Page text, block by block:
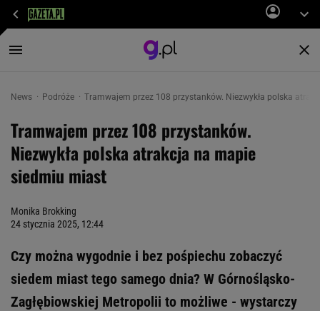
News Podróże Tramwajem przez 108 przystanków. Niezwykła polska
Tramwajem przez 108 przystanków.
Niezwykła polska atrakcja na mapie
siedmiu miast
Monika Brokking
24 stycznia 2025, 12:44
Czy można wygodnie i bez pośpiechu zobaczyć
siedem miast tego samego dnia? W Górnośląsko-
Zagłębiowskiej Metropolii to możliwe - wystarczy